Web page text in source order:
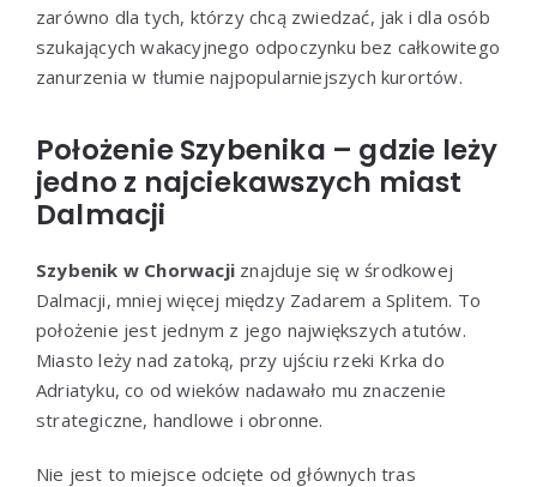
zarówno dla tych, którzy chcą zwiedzać, jak i dla osób
szukających wakacyjnego odpoczynku bez całkowitego
zanurzenia w tłumie najpopularniejszych kurortów.
Położenie Szybenika – gdzie leży
jedno z najciekawszych miast
Dalmacji
Szybenik w Chorwacji znajduje się w środkowej
Dalmacji, mniej więcej między Zadarem a Splitem. To
położenie jest jednym z jego największych atutów.
Miasto leży nad zatoką, przy ujściu rzeki Krka do
Adriatyku, co od wieków nadawało mu znaczenie
strategiczne, handlowe i obronne.
Nie jest to miejsce odcięte od głównych tras